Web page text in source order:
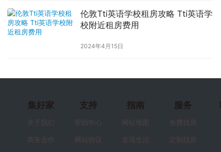
伦敦Tti英语学校租房攻略 Tti英语学
校附近租房费用
2024年4月15日
集好家
关于我们
商务合作
支持
帮助中心
网站协议
指南
网站地图
发现生活
服务
免费找房
定制找房